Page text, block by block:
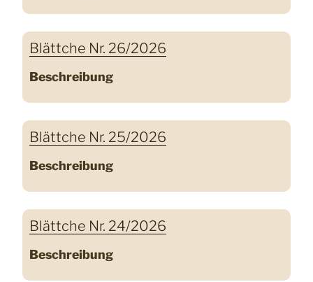
Blättche Nr. 26/2026
Beschreibung
Blättche Nr. 25/2026
Beschreibung
Blättche Nr. 24/2026
Beschreibung